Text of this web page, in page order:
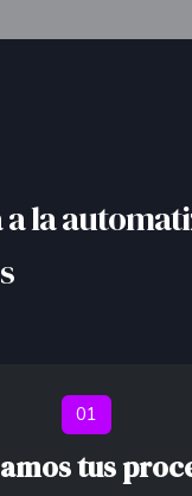
a la
01
tus